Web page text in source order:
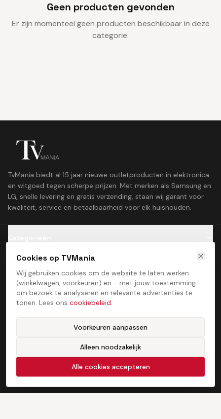
Cookies op TVMania
Wij gebruiken cookies om de website te laten werken
(winkelwagen, voorkeuren) en - met jouw toestemming -
om bezoek te analyseren en relevante advertenties te
tonen. Lees ons cookiebeleid.
Voorkeuren aanpassen
Alleen noodzakelijk
Alle cookies accepteren
Geen producten gevonden
Er zijn momenteel geen producten beschikbaar in deze
categorie.
TvMania biedt al 15 jaar nieuwe outletproducten in elektronica
en witgoed tegen scherpe prijzen. Met merken als Samsung en
LG, snelle levering en gratis verzending, staan wij garant voor
kwaliteit, service en betaalbaarheid voor elk huishouden.
Klantenservice
Contact
Cookiebeleid
ProcessStudio